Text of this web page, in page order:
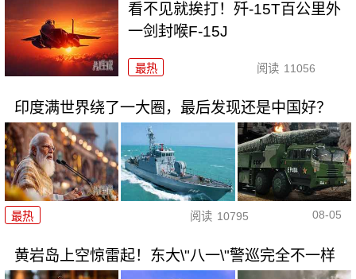
看不见就挨打！歼-15T百公里外
一剑封喉F-15J
最热 阅读 11056
印度满世界绕了一大圈，最后发现还是中国好？
最热 阅读 10795 08-05
黄岩岛上空惊雷起！东大\"八一\"警巡完全不一样